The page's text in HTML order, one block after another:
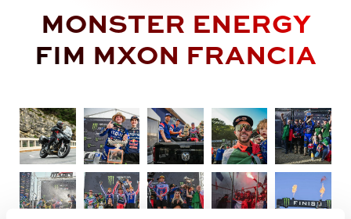
MONSTER ENERGY
FIM MXON FRANCIA